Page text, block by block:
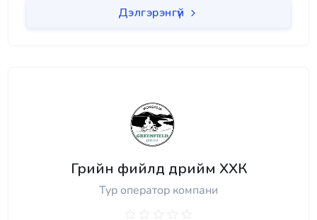
Дэлгэрэнгүй
Грийн фийлд дрийм ХХК
Тур оператор компани